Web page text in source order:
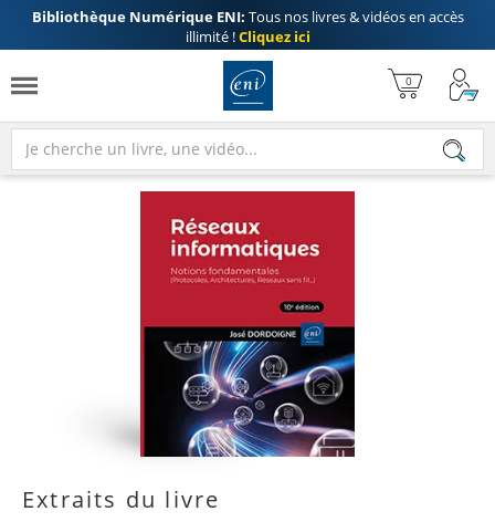
Bibliothèque Numérique ENI: Tous nos livres & vidéos en accès
illimité !Cliquez ici
Extraits du livre